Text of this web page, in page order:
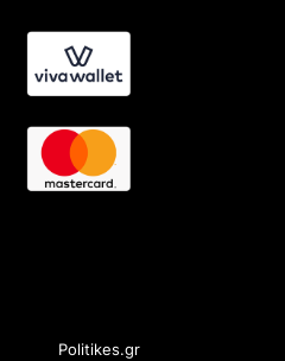
Politikes.gr